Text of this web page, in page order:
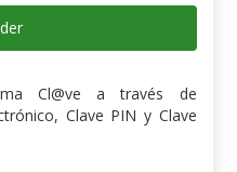
Cl@ve a través de
Clave PIN y Clave